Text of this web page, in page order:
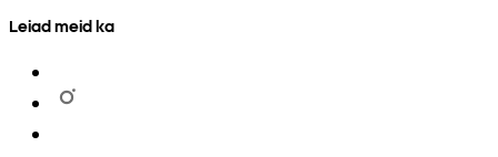
Leiad meid ka